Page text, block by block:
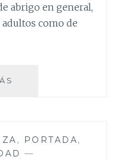
abrigo en general,
como de
, PORTADA,
—